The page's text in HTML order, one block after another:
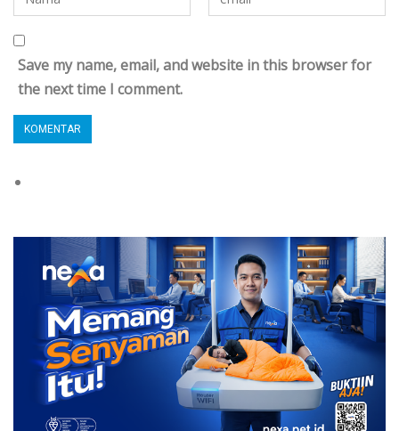
Save my name, email, and website in this browser for
the next time I comment.